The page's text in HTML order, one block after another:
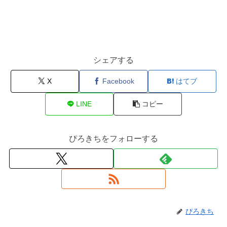
シェアする
X Facebook はてブ
LINE コピー
ぴろきちをフォローする
ぴろきち